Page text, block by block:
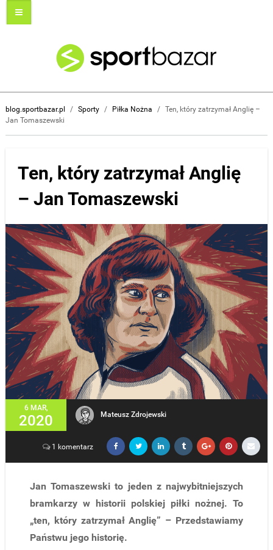
blog.sportbazar.pl / Sporty / Piłka Nożna / Ten, który zatrzymał Anglię –
Jan Tomaszewski
Ten, który zatrzymał Anglię
– Jan Tomaszewski
6 MAR,
2020 Mateusz Zdrojewski
1 komentarz
Jan Tomaszewski to jeden z najwybitniejszych
bramkarzy w historii polskiej piłki nożnej. To
„ten, który zatrzymał Anglię” – Przedstawiamy
Państwu jego historię.